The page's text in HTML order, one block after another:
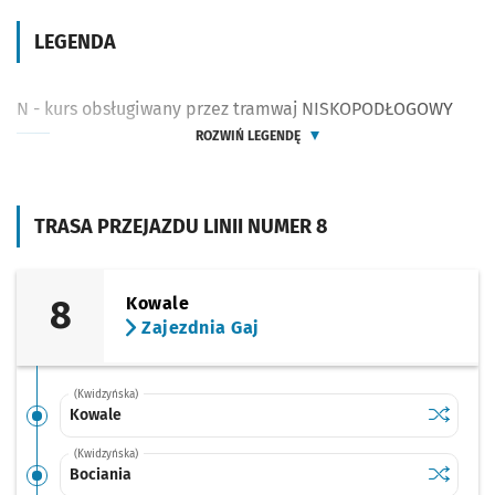
TRASA PRZEJAZDU LINII NUMER 8
8
Kowale
Zajezdnia Gaj
(Kwidzyńska)
Kowale Sprawdź
Kowale
(Kwidzyńska)
Bociania Sprawdź
Bociania
LEGENDA
N - kurs obsługiwany przez tramwaj NISKOPODŁOGOWY
ROZWIŃ LEGENDĘ